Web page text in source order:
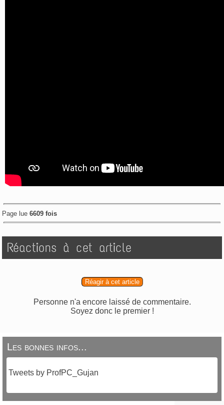
Page lue 6609 fois
Réactions à cet article
Réagir à cet article
Personne n'a encore laissé de commentaire.
Soyez donc le premier !
Les bonnes infos...
Tweets by ProfPC_Gujan